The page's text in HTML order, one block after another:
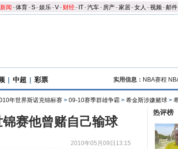
新闻 -体育-S-娱乐-V- 财经- IT-汽车- 房产-家居-女人 -视频-邮件
| 中超 | 彩票 实用信息： NBA赛程
年世界斯诺克锦标赛 > 09-10赛季群雄争霸 > 希金斯涉嫌赌球 >
赛他曾赌自己输球
2010年05月09日13:15
热评榜